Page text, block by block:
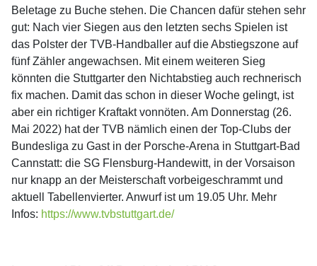
Beletage zu Buche stehen. Die Chancen dafür stehen sehr
gut: Nach vier Siegen aus den letzten sechs Spielen ist
das Polster der TVB-Handballer auf die Abstiegszone auf
fünf Zähler angewachsen. Mit einem weiteren Sieg
könnten die Stuttgarter den Nichtabstieg auch rechnerisch
fix machen. Damit das schon in dieser Woche gelingt, ist
aber ein richtiger Kraftakt vonnöten. Am Donnerstag (26.
Mai 2022) hat der TVB nämlich einen der Top-Clubs der
Bundesliga zu Gast in der Porsche-Arena in Stuttgart-Bad
Cannstatt: die SG Flensburg-Handewitt, in der Vorsaison
nur knapp an der Meisterschaft vorbeigeschrammt und
aktuell Tabellenvierter. Anwurf ist um 19.05 Uhr. Mehr
Infos: https://www.tvbstuttgart.de/